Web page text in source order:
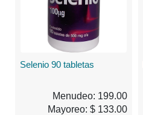
Selenio 90 tabletas
Menudeo: 199.00
Mayoreo: $ 133.00